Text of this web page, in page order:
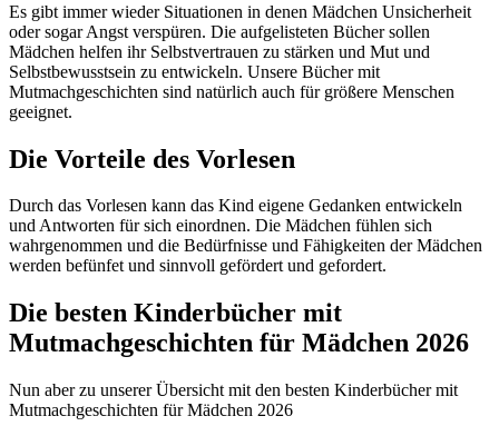
Es gibt immer wieder Situationen in denen Mädchen Unsicherheit
oder sogar Angst verspüren. Die aufgelisteten Bücher sollen
Mädchen helfen ihr Selbstvertrauen zu stärken und Mut und
Selbstbewusstsein zu entwickeln. Unsere Bücher mit
Mutmachgeschichten sind natürlich auch für größere Menschen
geeignet.
Die Vorteile des Vorlesen
Durch das Vorlesen kann das Kind eigene Gedanken entwickeln
und Antworten für sich einordnen. Die Mädchen fühlen sich
wahrgenommen und die Bedürfnisse und Fähigkeiten der Mädchen
werden befünfet und sinnvoll gefördert und gefordert.
Die besten Kinderbücher mit
Mutmachgeschichten für Mädchen 2026
Nun aber zu unserer Übersicht mit den besten Kinderbücher mit
Mutmachgeschichten für Mädchen 2026